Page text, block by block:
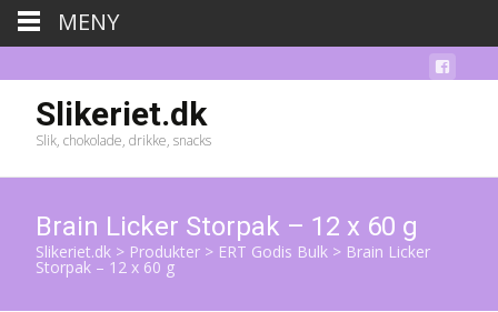
Slikeriet.dk
Slik, chokolade, drikke, snacks
Brain Licker Storpak – 12 x 60 g
Slikeriet.dk > Produkter > ERT Godis Bulk > Brain Licker
Storpak – 12 x 60 g
MENY